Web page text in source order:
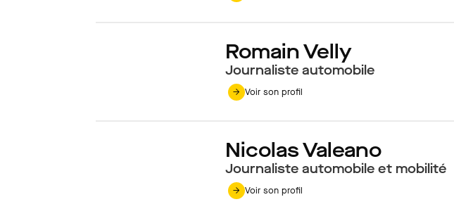
Romain Velly
Journaliste automobile
Voir son profil
Nicolas Valeano
Journaliste automobile et mobilité
Voir son profil